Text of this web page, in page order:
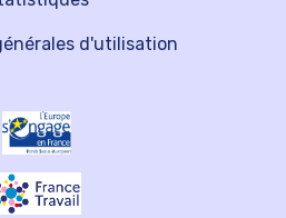
d'utilisation